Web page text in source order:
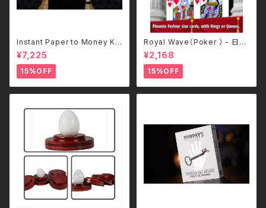
Instant Paper to Money Ki
d Version (Japan)
¥7,225
15%OFF
Royal Wave（Poker ） - 日本
語補足解説書付き
¥2,168
15%OFF